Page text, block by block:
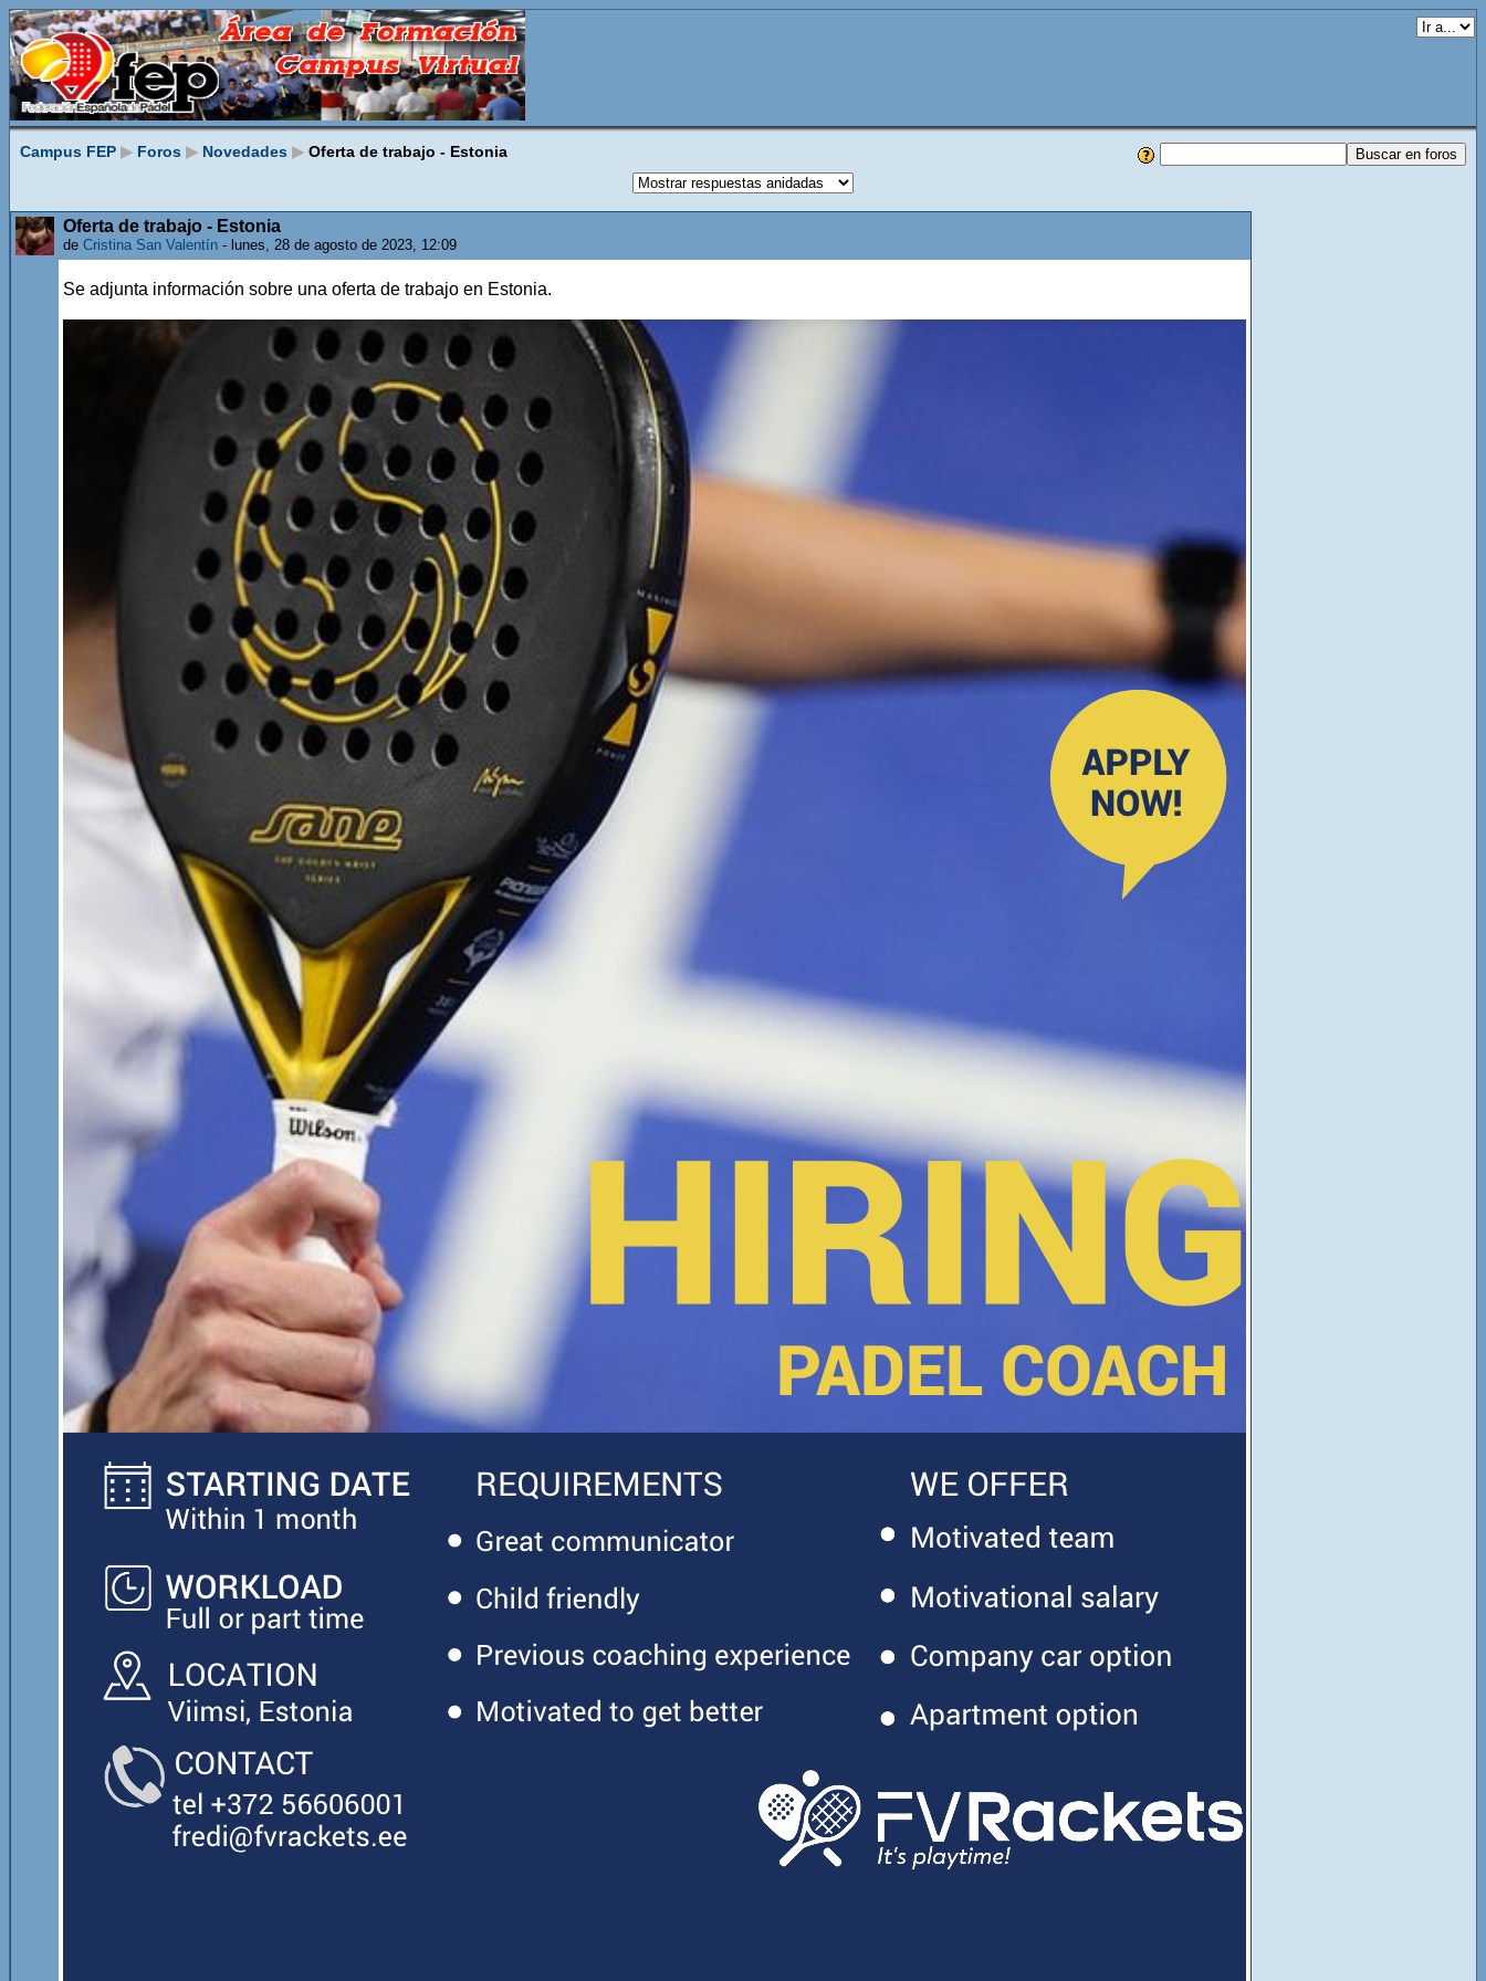
Campus FEP ▶ Foros ▶ Novedades ▶ Oferta de trabajo - Estonia
Oferta de trabajo - Estonia
de Cristina San Valentín - lunes, 28 de agosto de 2023, 12:09
Se adjunta información sobre una oferta de trabajo en Estonia.